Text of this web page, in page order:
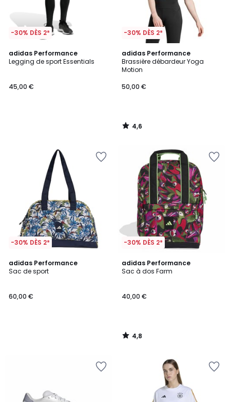
-30% DÈS 2*
adidas Performance
Legging de sport Essentials
45,00 €
-30% DÈS 2*
adidas Performance
Brassière débardeur Yoga
Motion
50,00 €
4,6
/ 5
4,6
/
-30% DÈS 2*
adidas Performance
Sac de sport
60,00 €
-30% DÈS 2*
adidas Performance
Sac à dos Farm
40,00 €
4,8
/ 5
4,8
/